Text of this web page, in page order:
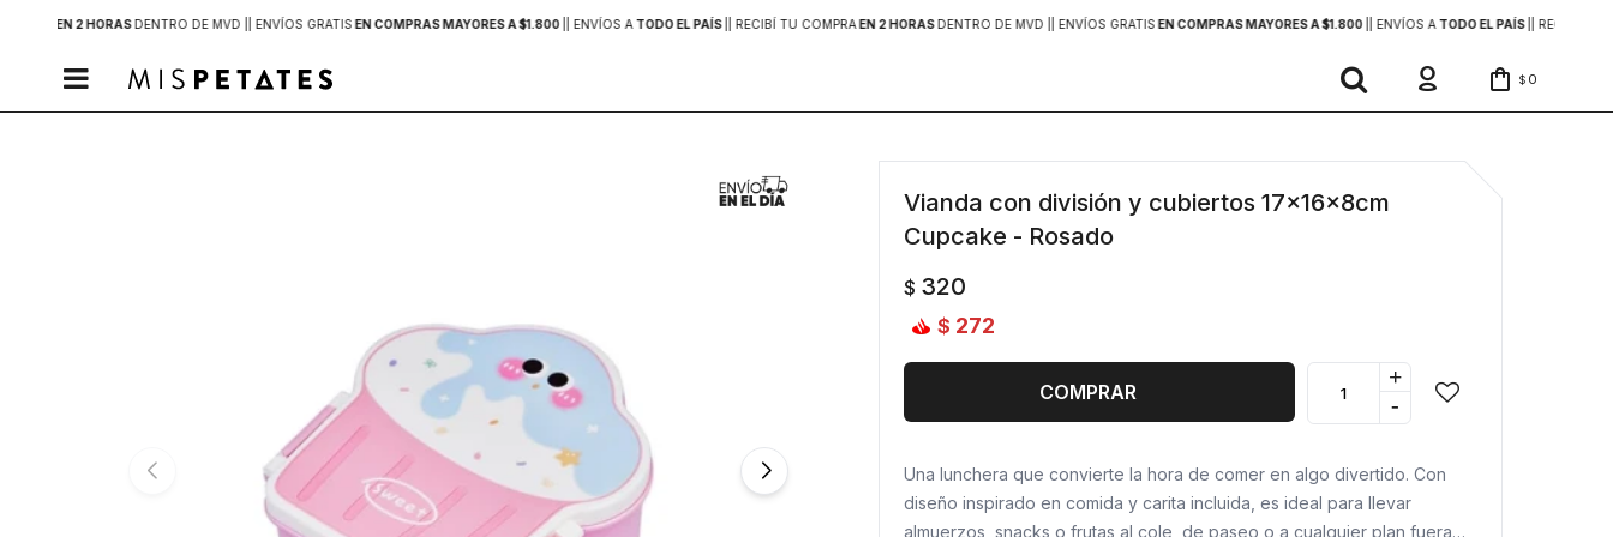
EN 2 HORASDENTRO DE MVD | | ENVÍOS GRATISEN COMPRAS MAYORES A $1.800|| ENVÍOS ATODO EL PAÍS|| RECIBÍ TU COMPRAEN 2 HORASDENTRO DE MVD | | ENVÍOS GRATISEN COMPRAS MAYORES A $1.800|| ENVÍOS ATODO EL PAÍS|| RECIBÍ TU
 $ 0
Vianda con división y cubiertos 17x16x8cm
Cupcake - Rosado
$ 320
$ 272
COMPRAR
+
-
Una lunchera que convierte la hora de comer en algo divertido. Con
diseño inspirado en comida y carita incluida, es ideal para llevar
almuerzos, snacks o frutas al cole, de paseo o a cualquier plan fuera